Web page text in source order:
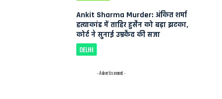
Ankit Sharma Murder: अंकित शर्मा
हत्याकांड में ताहिर हुसैन को बड़ा झटका,
कोर्ट ने सुनाई उम्रकैद की सजा
DELHI
- Advertisement -